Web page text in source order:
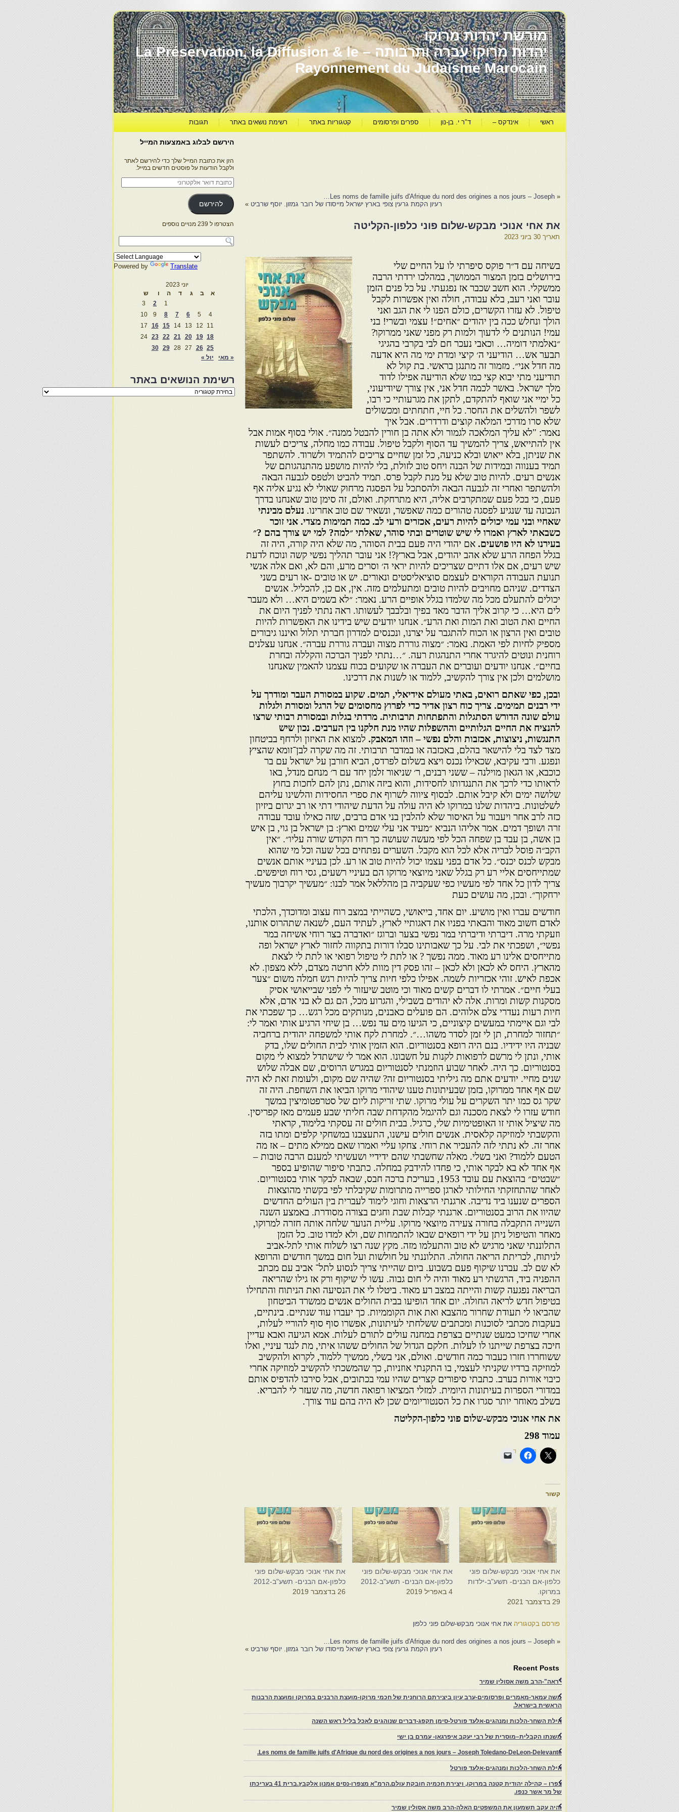
מורשת יהדות מרוקו
יהדות מרוקו עברה ותרבותה – La Préservation, la Diffusion & le
Rayonnement du Judaïsme Marocain
ראשי אינדקס – ד"ר י. בן-נון ספרים ופרסומים קטגוריות באתר רשימת נושאים באתר תגובות
«
Les noms de famille juifs d'Afrique du nord des origines a nos jours – Joseph…
רעיון הקמת גרעין צופי בארץ ישראל מייסודו של רובר גמזון. יוסף שרביט »
את אחי אנוכי מבקש-שלום פוני כלפון-הקליטה
תאריך 30 ביוני 2023
בשיחה עם ד״ר פוקס סיפרתי לו על החיים שלי
בירושלים בזמן המצור הממושך, במהלכו ירדתי הרבה
ממשקלי. הוא חשב שכבר אז נפגעתי. על כל פנים הזמן
עובר ואני רעב, בלא עבודה, חולה ואין אפשרות לקבל
טיפול. לא עזרו הקשרים, כולם הפנו לי את הגב ואני
הולך ונחלש ככה בין יהודים ״אחים״! עצמי ובשרי! בני
עמי! הנותנים לי לדעוך ולמות רק מפני שאני ממרוקו?
״נאלמתי דומיה… וכאבי נעכר חם לבי בקרבי בהגיגי
תבער אש… הודיעני ה׳ קיצי ומדת ימי מה היא אדעה
מה חדל אני״. מזמור זה מתנגן בראשי. בת קול לא
תודיעני מתי יבוא קצי כמו שלא הודיעה אפילו לדוד
מלך ישראל. באשר לכמה חדל אני, אין צורך שיודיעוני,
כל ימיי אני שואף להתקדם, לתקן את מגרעותיי כי רבו,
לשפר ולהשלים את החסר. כל חיי, חתחתים ומכשולים
שלא סרו מדרכי המלאה קוצים ודרדרים. אבל איך
נאמר: "לא עליך המלאכה לגמור ולא אתה בן חורין להבטל ממנה״. אולי בסוף אמות אבל
אין להתייאש, צריך להמשיך עד הסוף ולקבל טיפול. עבודה כמו מחלה, צריכים לעשות
את שניתן, בלא ייאוש ובלא כניעה, כל זמן שחיים צריכים להתמיד ולשרוד. להשתפר
תמיד בענווה ובמידות של הבנה ויחס טוב לזולת, בלי להיות מושפע מהתנהגותם של
אנשים רעים. להיות טוב שלא על מנת לקבל פרס. תמיד להביט ולטפס לגבעה הבאה
ולהשתפר ואחרי זה לגבעה הבאה ולהסתכל על הפסגה מרחוק שאולי לא נגיע אליה אף
פעם, כי בכל פעם שמתקרבים אליה, היא מתרחקת. ואולם, זה סימן טוב שאנחנו בדרך
הנכונה עד שנגיע לפסגה טהורים כמה שאפשר, ונשאיר שם טוב אחרינו. נעלם מבינתי
שאחיי ובני עמי יכולים להיות רעים, אכזרים ורעי לב. כמה תמימות מצדי. אני זוכר
כשבאתי לארץ ואמרו לי שיש שוטרים ובתי סוהר, שאלתי ״למה? למי יש צורך בהם ?״
בעירנו לא היו פושעים. אם יהודי היה פעם בבית הסוהר, מה שלא היה קורה, היה זה
בגלל הפחה הרע שלא אהב יהודים, אבל בארץ?! אני עובר תהליך נפשי קשה ונוכח לדעת
שיש רעים, אם אלו דתיים שצריכים להיות יראי ה׳ וסרים מרע, והם לא, ואם אלה אנשי
תנועת העבודה הקוראים לעצמם סוציאליסטים ונאורים. יש או טובים -או רעים בשני
הצדדים. שניהם מחויבים להיות טובים ומתעלמים מזה. אין, אם כן, להכליל. אנשים
יכולים להתעלם מכל מה שלמדו בגלל אופיים הרע. נאמר: ״לא בשמים היא… ולא מעבר
לים היא… כי קרוב אליך הדבר מאד בפיך ובלבבך לעשותו. ראה נתתי לפניך היום את
החיים ואת הטוב ואת המות ואת הרע״. אנחנו יודעים שיש בידינו את האפשרות להיות
טובים ואין הרצון או הכוח להתגבר על יצרנו, ונכנסים למדרון חברתי תלול ואיננו גיבורים
מספיק לחיות לפי האמת. נאמר: ״מצוה גוררת מצוה ועברה גוררת עברה״. אנחנו עצלנים
רוחנית ונוטים להיגרר אחרי התנהגות רעה. ״…נתתי לפניך הברכה והקללה ובחרת
בחיים״. אנחנו יודעים ועוברים את העברה או שקועים בכוח עצמנו להאמין שאנחנו
מושלמים ולכן אין צורך להקשיב, ללמוד או לשנות את דרכינו.
ובכן, כפי שאתם רואים, באתי מעולם אידיאלי, תמים. שקוע במסורת העבר ומודרך על
ידי רבנים תמימים. צריך כוח רצון אדיר כדי לפרוץ מחסומים של הרגל ומסורת ולגלות
עולם שונה הדורש הסתגלות והתפתחות תרבותית. מרדתי בגלות ובמסורת רבותי שרצו
להנציח את החיים הגלותיים וההשפלות שהיו מנת חלקנו בין הערבים. נכון שיש
התנגשות, ניצוצות, אכזבות והלם נפשי – וזהו המאבק. למצוא את האיזון ולרחף בביטחון
מצד לצד בלי להישאר בהלם, באכזבה או במדבר תרבותי. זה מה שקרה לבן־זומא שהציץ
ונפגע. ורבי עקיבא, שכאילו נכנס ויצא בשלום לפרדס, הביא חורבן על ישראל עם בר
כוכבא, או הגאון מוילנה – ששני רבנים, ר׳ שניאור זלמן יחד עם ר׳ מנחם מנדל, באו
לראותו כדי לרכך את התנגדותו לחסידות, והוא ביזה אותם, נתן להם לחכות בחוץ
שלושה ימים ולא קיבל אותם. לבסוף ציווה לשרוף את ספרי החסידות והלשינו עליהם
לשלטונות. ביהדות שלנו במרוקו לא היה עולה על הדעת שיהודי דתי או רב יגרום ביזיון
כזה לרב אחר ויעבור על האיסור שלא להלבין בני אדם ברבים, שזה כאילו עובד עבודה
זרה ושופך דמים. אמר אליהו הנביא ״מעיד אני עלי שמים וארץ: בן ישראל בן גוי, בן איש
בן אשה, בן עבד בן שפחה הכל לפי מעשה שעושה כך רוח הקודש שורה עליו״. ״אין
הקב״ה פוסל לבריה אלא לכל הוא מקבל. השערים נפתחים בכל שעה וכל מי שהוא
מבקש לכנס יכנס״. כל אדם בפני עצמו יכול להיות טוב או רע. לכן בעיניי אותם אנשים
שמתייחסים אליי רע רק בגלל שאני מיוצאי מרוקו הם בעיניי רשעים, גסי רוח וטיפשים.
צריך לדון כל אחד לפי מעשיו כפי שעקביה בן מהללאל אמר לבנו: ״מעשיך יקרבוך מעשיך
ירחקוך״. ובכן, מה עושים כעת
חודשים עברו ואין מושיע. יום אחד, בייאושי, כשהייתי במצב רוח עצוב ומדוכדך, הלכתי
לאדם חשוב מאוד והבאתי בפניו את דאגותיי לארץ, לעתיד העם, לשנאה שתהרוס אותנו,
וזעקתי מרה. דיברתי ודיברתי במר נפשי בצער וברוגז ״ואדברה בצר רוחי אשיחה במר
נפשי״, ושפכתי את לבי. על כך שאבותינו סבלו דורות בתקווה לחזור לארץ ישראל ופה
מתייחסים אלינו רע מאוד. ממה נפשך ? או לתת לי טיפול רפואי או לתת לי לצאת
מהארץ. היחס לא לכאן ולא לכאן – זהו פסק דין מוות ללא חרטה מצדם, ללא מצפון. לא
אכפת לאיש. זוהי אכזריות לשמה. אפילו כלפי חיות צריך להיות רגש חמלה משום ״צער
בעלי חיים״. אמרתי לו דברים קשים מאוד וכי מוטב שיעזור לי לפני שבייאושי אסיק
מסקנות קשות ומרות. אלה לא יהודים בשבילי, והגרוע מכל, הם גם לא בני אדם, אלא
חיות רעות נעדרי צלם אלוהים. הם פועלים כאבנים, מנותקים מכל רגש… כך שפכתי את
לבי וגם איימתי במעשים קיצוניים, כי הגיעו מים עד נפש… בן שיחי הרגיע אותי ואמר לי:
״תחזור למחרת, תן לי זמן לסדר משהו…״. למחרת לקח אותי למשפחה יהודית ברחביה
שבניה היו ידידיו. בנם היה רופא בסנטוריום. הוא הזמין אותי לבית החולים שלו, בדק
אותי, ונתן לי מרשם לרפואות לקנות על חשבונו. הוא אמר לי שישתדל למצוא לי מקום
בסנטוריום. כך היה. לאחר שבוע הוזמנתי לסנטוריום במגרש הרוסים, שם אבלה שלוש
שנים מחיי. יודעים אתם מה גיליתי בסנטוריום זה? שהיה שם מקום, ולעומת זאת לא היה
שם אף אחד ממרוקו, בזמן שבעיתונות טענו שיהודי מרוקו הביאו את השחפת. היה זה
שקר גס כמו יתר השקרים על עולי מרוקו. שתי זריקות ליום של סטרפטומיצין במשך
חודש עזרו לי לצאת מסכנה וגם להיגמל מהקדחת שבה חליתי שבע פעמים מאז קפריסין.
מה שיציל אותי זו האופטימיות שלי, כרגיל. בבית חולים זה עסקתי בלימוד, קראתי
והקשבתי למוזיקה קלאסית. אנשים חולים עישנו, התעצבנו במשחקי קלפים ומתו בזה
אחר זה. לא נתתי לזה להעכיר את רוחי. צחקו עליי ואמרו שאם ממילא מתים – אז מה
הטעם ללמוד? ואני בשלי. מאלה שחשבתי שהם ידידיי ושעשיתי למענם הרבה טובות –
אף אחד לא בא לבקר אותי, כי פחדו להידבק במחלה. כתבתי סיפור שהופיע בספר
״שבטים״ בהוצאת עם עובד 1953, בעריכת ברכה חבס, שבאה לבקר אותי בסנטוריום.
לאחר שהתחזקתי החילותי לארגן ספרייה מתרומות שקיבלתי לפי בקשתי מהוצאות
הספרים שנענו ביד נדיבה. ארגנתי הרצאות וחוגי לימוד לעברית בין העולים החדשים
שהיוו את הרוב בסנטוריום. ארגנתי קבלות שבת וחגים בצורה מסודרת. באמצע השנה
השנייה התקבלה בחורה צעירה מיוצאי מרוקו. עליית הנוער שלחה אותה חזרה למרוקו,
מאחר והטיפול ניתן על ידי רופאים שבאו להתמחות שם, ולא למדו טוב. כל הזמן
התלוננתי שאני מרגיש לא טוב והתעלמו מזה. מקץ שנה רצו לשלוח אותי לתל-אביב
לניתוח, לכריתת הריאה החולה. התלוננתי על חולשות ועל חום במשך חודשים והרופא
לא שם לב. עברנו שיקוף פעם בשבוע. ביום שהייתי צריך לנסוע לתל־ אביב עם מכתב
ההפניה ביד, הרגשתי רע מאוד והיה לי חום גבוה. עשו לי שיקוף ורק אז גילו שהריאה
הבריאה נפגעה קשות והייתה במצב רע מאוד. ביטלו לי את הנסיעה ואת הניתוח והתחילו
בטיפול חדש לריאה החולה. יום אחד הופיעו בבית החולים אנשים ממשרד הביטחון
שהביאו לי תעודת שחרור מהצבא ואת אות הקוממיות. כך יעברו עוד שנתיים. בינתיים,
בעקבות מכתבי לסוכנות ומכתבים ששלחתי לעיתונות, אפשרו סוף סוף להוריי לעלות,
אחרי שחיכו כמעט שנתיים בצרפת במחנה עולים לתורם לעלות. אמא הגיעה ואבא עדיין
חיכה בצרפת שייתנו לו לעלות. חלקם הגדול של החולים ששהו איתי, מת לנגד עיניי, ואלו
ששוחררו חזרו כעבור כמה חודשים. ואולם, אני בשלי, ממשיך ללמוד, לקרוא ולהקשיב
למוזיקה ברדיו שקניתי לעצמי, בו התקנתי אוזניות, כך שהמשכתי להקשיב למוזיקה אחרי
כיבוי אורות בערב. כתבתי סיפורים קצרים שהיו עמי בכתובים, אבל סירבו להדפיס אותם
במדורי הספרות בעיתונות היומית. למזלי המציאו רפואה חדשה, מה שעזר לי להבריא.
בשלב מאוחר יותר סגרו את כל הסנטוריומים שכן לא היה בהם עוד צורך.
את אחי אנוכי מבקש-שלום פוני כלפון-הקליטה
עמוד 298
קשור
את אחי אנוכי מבקש-שלום פוני
כלפון-אם הבנים- תשע"ב-ילדות
במרוקו.
29 בדצמבר 2021
את אחי אנוכי מבקש-שלום פוני
כלפון-אם הבנים- תשע"ב-2012
4 באפריל 2019
את אחי אנוכי מבקש-שלום פוני
כלפון-אם הבנים- תשע"ב-2012
26 בדצמבר 2019
פורסם בקטגוריה את אחי אנוכי מבקש-שלום פוני כלפון
«
Les noms de famille juifs d'Afrique du nord des origines a nos jours – Joseph…
רעיון הקמת גרעין צופי בארץ ישראל מייסודו של רובר גמזון. יוסף שרביט »
Recent Posts
"ראה"-הרב משה אסולין שמיר
משה עמאר-מאמרים ופרסומים-ערב עיון ביצירתם הרוחנית של חכמי מרוקו-מועצת הרבנים במרוקו ומועצת הרבנות
הראשית בישראל.
אילת השחר-הלכות ומנהגים-אלעד פורטל-סימן תקפג-דברים שנוהגים לאכל בליל ראש השנה
משנתו הקבלית–מוסרית של רבי יעקב איפרגאן- עמרם בן ישי
Les noms de famille juifs d'Afrique du nord des origines a nos jours – Joseph Toledano-DeLeon-Delevante.
אילת השחר-הלכות ומנהגים-אלעד פורטל
צפרו – קהילה יהודית קטנה במרוקו, ויצירת חכמיה חובקת עולם.הרמ"א מצפרו-נסים אמנון אלקבץ.ברית 41 בעריכתו
של מר אשר כנפו.
והיה עקב תשמעון את המשפטים האלה-הרב משה אסולין שמיר
הירשם לבלוג באמצעות המייל
הזן את כתובת המייל שלך כדי להירשם לאתר
ולקבל הודעות על פוסטים חדשים במייל.
כתובת
דואר
אלקטרוני
להירשם
הצטרפו ל 239 מנויים נוספים
Powered by Translate
יוני 2023
א
ב ג ד ה ו
ש
1
2
3
4
5
6
7
8
9
10
11
12
13
14
15
16
17
18
19
20
21
22
23
24
25
26
27
28
29
30
« מאי
יול »
רשימת הנושאים באתר
רשימת
הנושאים